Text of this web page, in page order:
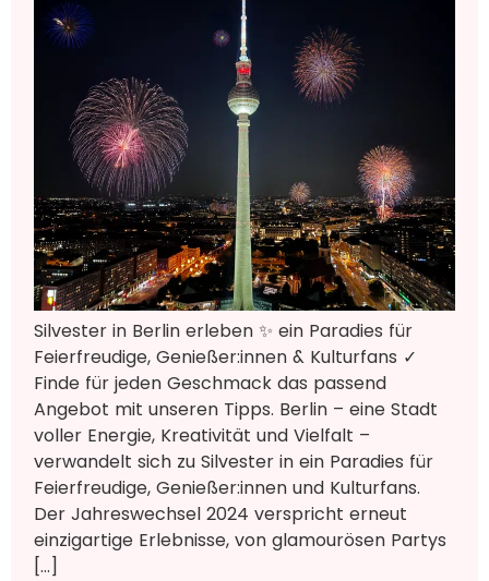
Silvester in Berlin erleben ✨ ein Paradies für
Feierfreudige, Genießer:innen & Kulturfans ✓
Finde für jeden Geschmack das passend
Angebot mit unseren Tipps. Berlin – eine Stadt
voller Energie, Kreativität und Vielfalt –
verwandelt sich zu Silvester in ein Paradies für
Feierfreudige, Genießer:innen und Kulturfans.
Der Jahreswechsel 2024 verspricht erneut
einzigartige Erlebnisse, von glamourösen Partys
[…]